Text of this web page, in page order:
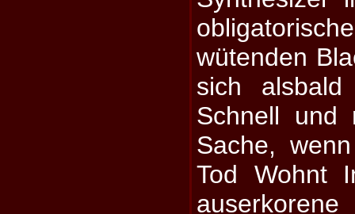
wütenden
sich alsbald
Schnell und
Sache,
Tod Wohnt